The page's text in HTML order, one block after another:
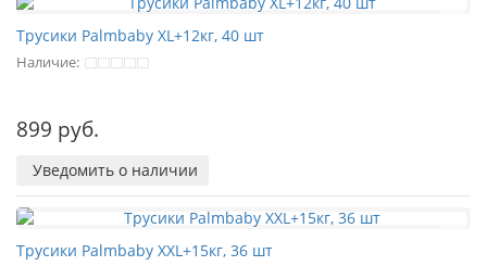
Трусики Palmbaby XL+12кг, 40 шт
Наличие:
899 руб.
Уведомить о наличии
Трусики Palmbaby XXL+15кг, 36 шт